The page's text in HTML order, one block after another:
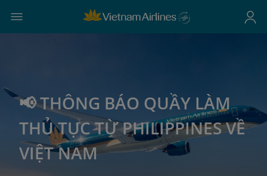
📢 THÔNG BÁO QUẦY LÀM
THỦ TỤC TỪ PHILIPPINES VỀ
VIỆT NAM